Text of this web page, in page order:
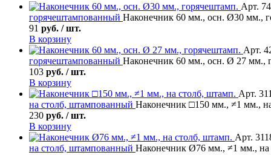
Арт.
горячештампованный Наконечник 60 мм., осн. Ø30 мм.,
91 руб. / шт.
В корзину
Арт.
горячештампованный Наконечник 60 мм., осн. Ø 27 мм.,
103 руб. / шт.
В корзину
Арт.
на столб, штампованный Наконечник □150 мм., ≠1 мм.,
230 руб. / шт.
В корзину
Арт.
на столб, штампованный Наконечник Ø76 мм., ≠1 мм., на